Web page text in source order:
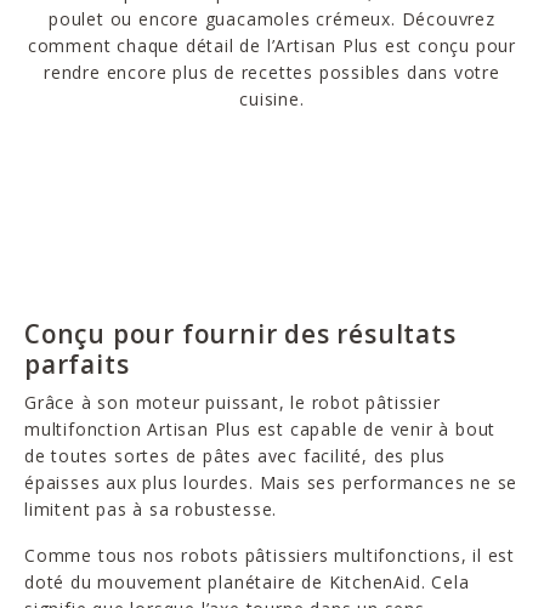
poulet ou encore guacamoles crémeux. Découvrez
comment chaque détail de l’Artisan Plus est conçu pour
rendre encore plus de recettes possibles dans votre
cuisine.
Conçu pour fournir des résultats
parfaits
Grâce à son moteur puissant, le robot pâtissier
multifonction Artisan Plus est capable de venir à bout
de toutes sortes de pâtes avec facilité, des plus
épaisses aux plus lourdes. Mais ses performances ne se
limitent pas à sa robustesse.
Comme tous nos robots pâtissiers multifonctions, il est
doté du mouvement planétaire de KitchenAid. Cela